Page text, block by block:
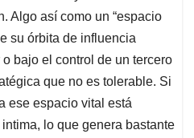
Algo así como un “espacio
su órbita de influencia
bajo el control de un tercero
que no es tolerable. Si
ese espacio vital está
lo que genera bastante